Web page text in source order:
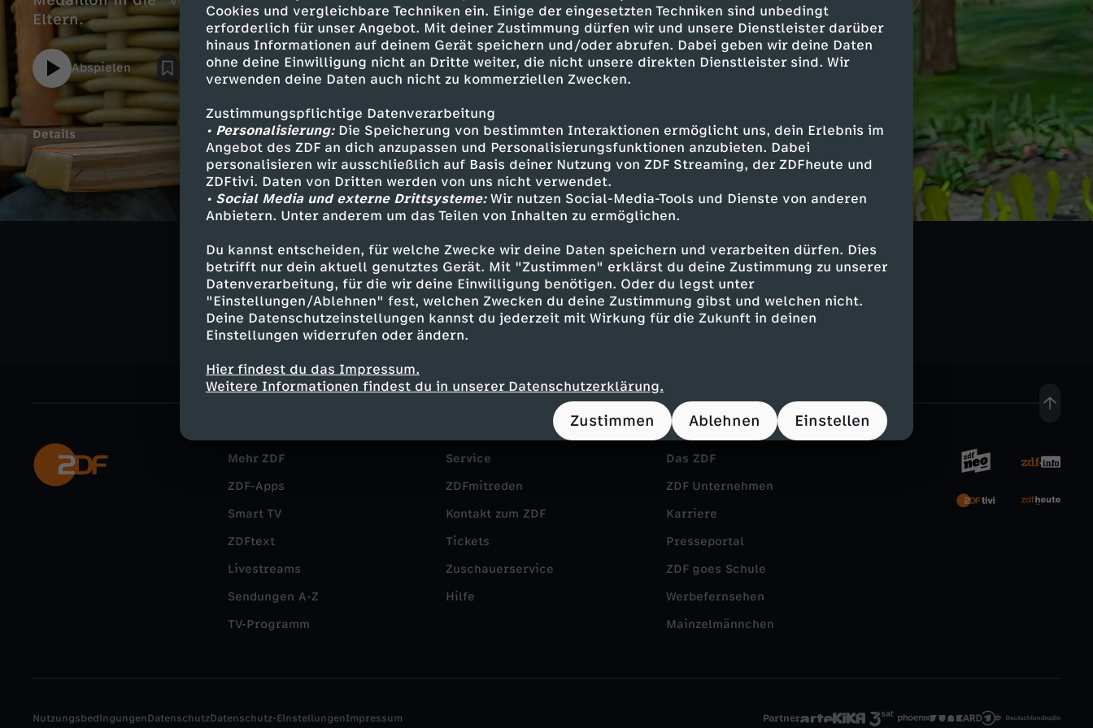
Cookies und vergleichbare Techniken ein. Einige der eingesetzten Techniken sind unbedingt
erforderlich für unser Angebot. Mit deiner Zustimmung dürfen wir und unsere Dienstleister darüber
hinaus Informationen auf deinem Gerät speichern und/oder abrufen. Dabei geben wir deine Daten
ohne deine Einwilligung nicht an Dritte weiter, die nicht unsere direkten Dienstleister sind. Wir
verwenden deine Daten auch nicht zu kommerziellen Zwecken.
Zustimmungspflichtige Datenverarbeitung
• Personalisierung:Die Speicherung von bestimmten Interaktionen ermöglicht uns, dein Erlebnis im
Angebot des ZDF an dich anzupassen und Personalisierungsfunktionen anzubieten. Dabei
personalisieren wir ausschließlich auf Basis deiner Nutzung von ZDF Streaming, der ZDFheute und
ZDFtivi. Daten von Dritten werden von uns nicht verwendet.
• Social Media und externe Drittsysteme:Wir nutzen Social-Media-Tools und Dienste von anderen
Anbietern. Unter anderem um das Teilen von Inhalten zu ermöglichen.
Du kannst entscheiden, für welche Zwecke wir deine Daten speichern und verarbeiten dürfen. Dies
betrifft nur dein aktuell genutztes Gerät. Mit "Zustimmen" erklärst du deine Zustimmung zu unserer
Datenverarbeitung, für die wir deine Einwilligung benötigen. Oder du legst unter
"Einstellungen/Ablehnen" fest, welchen Zwecken du deine Zustimmung gibst und welchen nicht.
Deine Datenschutzeinstellungen kannst du jederzeit mit Wirkung für die Zukunft in deinen
Einstellungen widerrufen oder ändern.
Hier findest du das Impressum.
Weitere Informationen findest du in unserer Datenschutzerklärung.
Zustimmen Ablehnen Einstellen
Eltern.
Abspielen
Details
Ähnliche Inhalte entdecken
Fantasy Animation
abenteuerlich
Klincus - Die fantastische Welt von Frondosa
Mehr ZDF
ZDF-Apps
Smart TV
ZDFtext
Livestreams
Sendungen A-Z
TV-Programm
Service
ZDFmitreden
Kontakt zum ZDF
Tickets
Zuschauerservice
Hilfe
Das ZDF
ZDF Unternehmen
Karriere
Presseportal
ZDF goes Schule
Werbefernsehen
Mainzelmännchen
Partner
NutzungsbedingungenDatenschutzDatenschutz-EinstellungenImpressum